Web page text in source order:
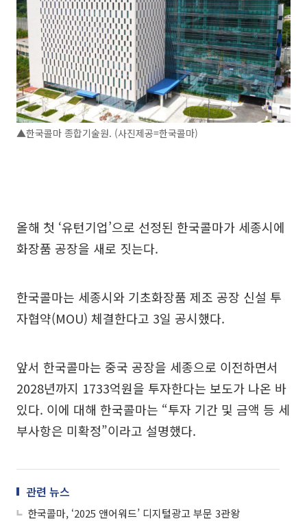
▲한국콜마 종합기술원. (사진제공=한국콜마)
올해 첫 ‘유턴기업’으로 선정된 한국콜마가 세종시에
화장품 공장을 새로 짓는다.
한국콜마는 세종시와 기초화장품 제조 공장 신설 투
자협약(MOU) 체결한다고 3일 공시했다.
앞서 한국콜마는 중국 공장을 세종으로 이전하면서
2028년까지 1733억원을 투자한다는 보도가 나온 바
있다. 이에 대해 한국콜마는 “투자 기간 및 금액 등 세
부사항은 미확정”이라고 설명했다.
관련 뉴스
한국콜마, ‘2025 앤어워드’ 디지털광고 부문 3관왕